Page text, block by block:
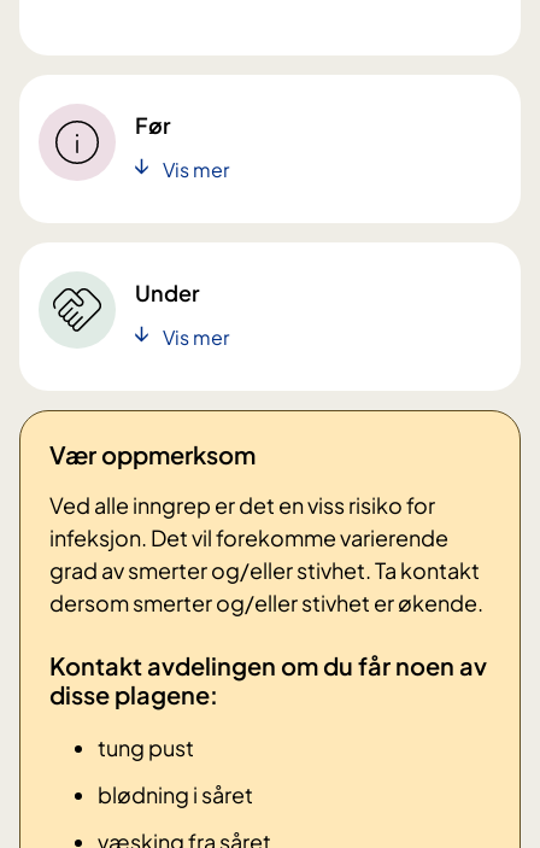
Før
Vis mer
Under
Vis mer
Vær oppmerksom
Ved alle inngrep er det en viss risiko for
infeksjon. Det vil forekomme varierende
grad av smerter og/eller stivhet. Ta kontakt
dersom smerter og/eller stivhet er økende.
Kontakt avdelingen om du får noen av
disse plagene: ​
tung pust
blødning i såret
væsking fra såret